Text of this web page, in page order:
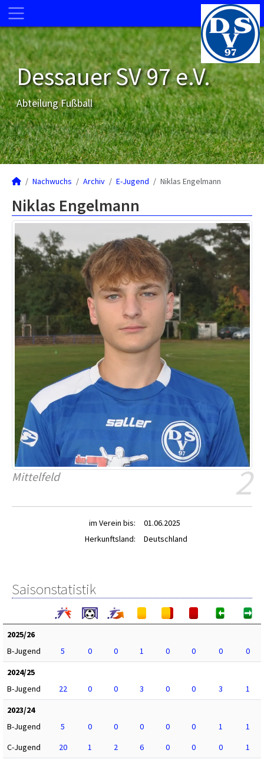
Dessauer SV 97 e.V.
Abteilung Fußball
Nachwuchs Archiv E-Jugend Niklas Engelmann
Niklas Engelmann
2
Mittelfeld
im Verein bis:
01.06.2025
Herkunftsland:
Deutschland
Saisonstatistik
2025/26
B-Jugend
5 0 0 1 0 0 0
0
2024/25
B-Jugend
22 0 0 3 0 0 3
1
2023/24
B-Jugend
5 0 0 0 0 0 1
1
C-Jugend
20 1 2 6 0 0 0
1